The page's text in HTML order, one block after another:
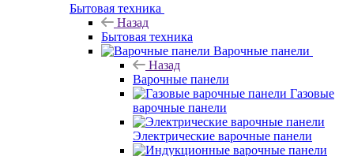
Бытовая техника
Назад
Бытовая техника
Варочные панели
Назад
Варочные панели
Газовые
варочные панели
Электрические варочные панели